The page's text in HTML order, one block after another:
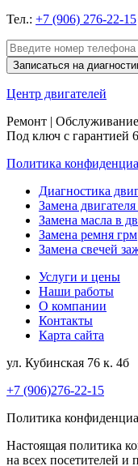
Тел.: +7 (906) 276-22-15
Центр двигателей
Ремонт |
Под ключ с гарантией
Политика
Диагностика
Замена
Замена масла в
Замена ремня грм
Замена свечей
Услуги и цены
Наши работы
О компании
Контакты
Карта сайта
ул. Кубинская 76 к. 4б
+7 (906)276-22-15
Политика
Настоящая политика
на всех посетителей и